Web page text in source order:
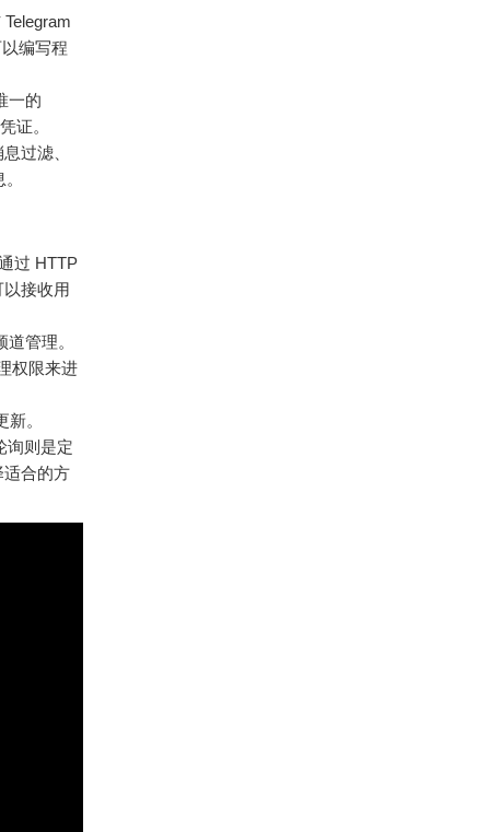
编写程
一的
证。
过滤、
过 HTTP
接收用
管理。
权限来进
。
询则是定
适合的方